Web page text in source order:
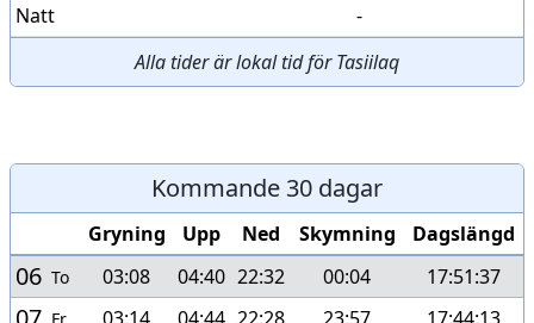
Natt
-
Alla tider är lokal tid för Tasiilaq
Kommande 30 dagar
Gryning Upp Ned Skymning Dagslängd
06 To 03:08 04:40 22:32 00:04 17:51:37